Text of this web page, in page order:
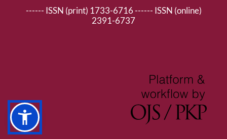
------ ISSN (print) 1733-6716 ------ ISSN (online)
2391-6737